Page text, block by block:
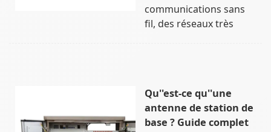
communications sans
fil, des réseaux très
Qu''est-ce qu''une
antenne de station de
base ? Guide complet